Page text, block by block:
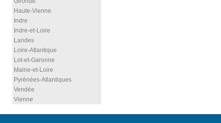
Haute-Vienne
Indre
Indre-et-Loire
Landes
Loire-Atlantique
Lot-et-Garonne
Maine-et-Loire
Pyrénées-Atlantiques
Vendée
Vienne